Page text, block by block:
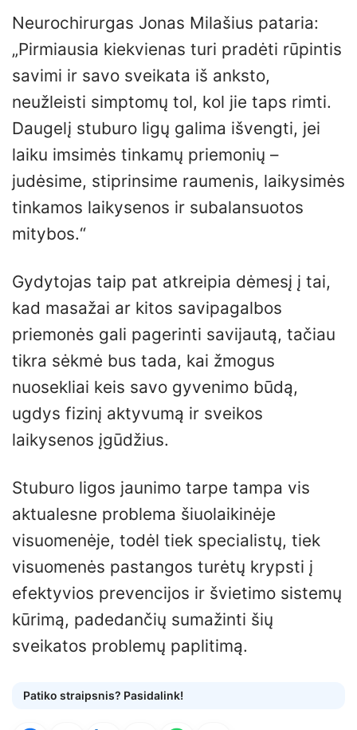
Neurochirurgas Jonas Milašius pataria:
„Pirmiausia kiekvienas turi pradėti rūpintis
savimi ir savo sveikata iš anksto,
neužleisti simptomų tol, kol jie taps rimti.
Daugelį stuburo ligų galima išvengti, jei
laiku imsimės tinkamų priemonių –
judėsime, stiprinsime raumenis, laikysimės
tinkamos laikysenos ir subalansuotos
mitybos.“
Gydytojas taip pat atkreipia dėmesį į tai,
kad masažai ar kitos savipagalbos
priemonės gali pagerinti savijautą, tačiau
tikra sėkmė bus tada, kai žmogus
nuosekliai keis savo gyvenimo būdą,
ugdys fizinį aktyvumą ir sveikos
laikysenos įgūdžius.
Stuburo ligos jaunimo tarpe tampa vis
aktualesne problema šiuolaikinėje
visuomenėje, todėl tiek specialistų, tiek
visuomenės pastangos turėtų krypsti į
efektyvios prevencijos ir švietimo sistemų
kūrimą, padedančių sumažinti šių
sveikatos problemų paplitimą.
Patiko straipsnis? Pasidalink!